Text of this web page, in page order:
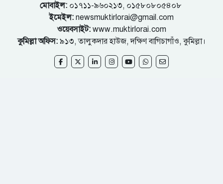
মোবাইল:০১৭১১-৯৬০২১৩, ০১৫৮০৮০৫৪০৮
ইমেইল: newsmuktirlorai@gmail.com
ওয়েবসাইট: www.muktirlorai.com
কুমিল্লা অফিস: ৯১৩, তালুকদার হাউজ, দক্ষিণ বাগিচাগাঁও, কুমিল্লা।